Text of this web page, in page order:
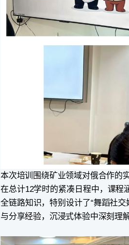
本次培训围绕矿业领域对俄合作的
在总计12学时的紧凑日程中，课程
全链路知识，特别设计了“舞蹈社交
与分享经验，沉浸式体验中深刻理